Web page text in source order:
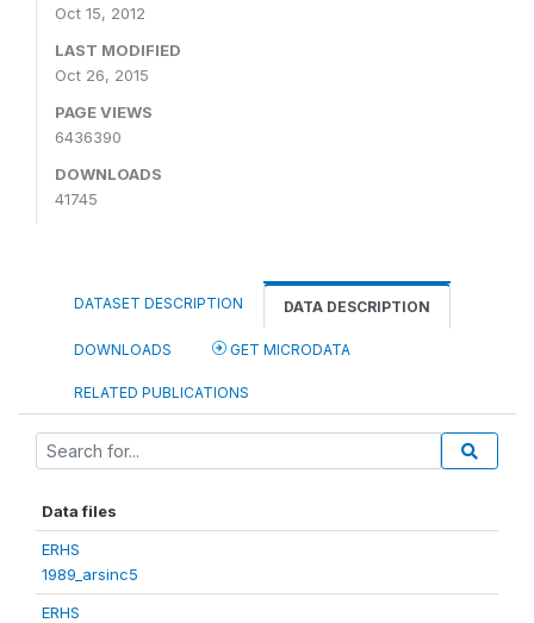
Oct 15, 2012
LAST MODIFIED
Oct 26, 2015
PAGE VIEWS
6436390
DOWNLOADS
41745
DATASET DESCRIPTION DATA DESCRIPTION
DOWNLOADS GET MICRODATA
RELATED PUBLICATIONS
Data files
ERHS
1989_arsinc5
ERHS